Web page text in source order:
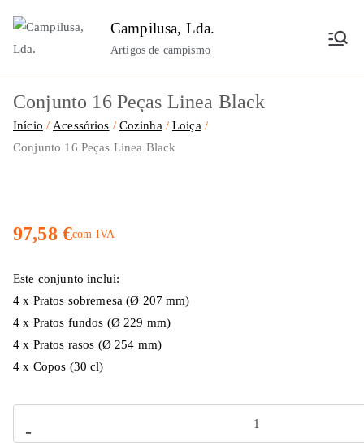
para
conteúdo
Campilusa, Lda.
Artigos de campismo
Conjunto 16 Peças Linea Black
Início Acessórios Cozinha
Loiça
Conjunto 16 Peças Linea Black
97,58 €com IVA
Este conjunto inclui:
4 x Pratos sobremesa (Ø 207 mm)
4 x Pratos fundos (Ø 229 mm)
4 x Pratos rasos (Ø 254 mm)
4 x Copos (30 cl)
-